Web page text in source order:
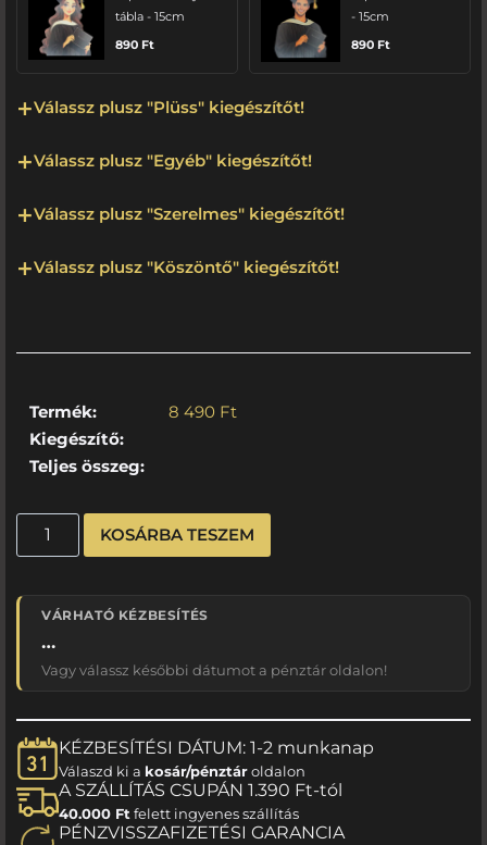
tábla - 15cm
890 Ft
- 15cm
890 Ft
Válassz plusz "Plüss" kiegészítőt!
Válassz plusz "Egyéb" kiegészítőt!
Válassz plusz "Szerelmes" kiegészítőt!
Válassz plusz "Köszöntő" kiegészítőt!
Termék: 8 490 Ft
Kiegészítő:
Teljes összeg:
KOSÁRBA TESZEM
VÁRHATÓ KÉZBESÍTÉS
…
Vagy válassz későbbi dátumot a pénztár oldalon!
KÉZBESÍTÉSI DÁTUM: 1-2 munkanap
Válaszd ki a kosár/pénztároldalon
A SZÁLLÍTÁS CSUPÁN 1.390 Ft-tól
40.000 Ft felett ingyenes szállítás
PÉNZVISSZAFIZETÉSI GARANCIA